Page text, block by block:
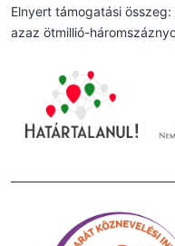
Elnyert támogatási
azaz ötmillió-